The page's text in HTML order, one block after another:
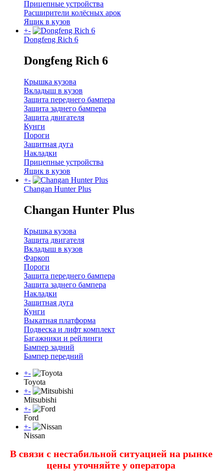
Прицепные устройства
Расширители колёсных арок
Ящик в кузов
+-
Dongfeng Rich 6
Dongfeng Rich 6
Крышка кузова
Вкладыш в кузов
Защита переднего бампера
Защита заднего бампера
Защита двигателя
Кунги
Пороги
Защитная дуга
Накладки
Прицепные устройства
Ящик в кузов
+-
Changan Hunter Plus
Changan Hunter Plus
Крышка кузова
Защита двигателя
Вкладыш в кузов
Фаркоп
Пороги
Защита переднего бампера
Защита заднего бампера
Накладки
Защитная дуга
Кунги
Выкатная платформа
Подвеска и лифт комплект
Багажники и рейлинги
Бампер задний
Бампер передний
+-
Toyota
+-
Mitsubishi
+-
Ford
+-
Nissan
В связи с нестабильной ситуацией на рынке
цены уточняйте у оператора